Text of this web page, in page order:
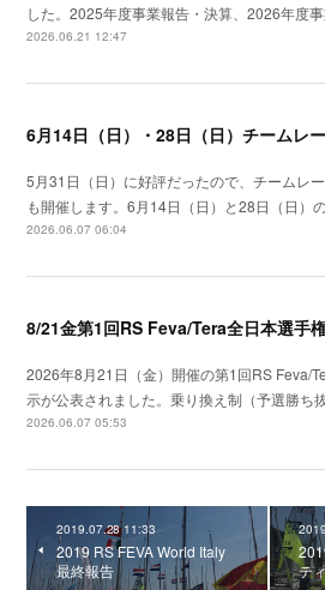
した。2025年度事業報告・決算、2026年度
2026.06.21 12:47
6月14日（日）・28日（日）チームレ
5月31日（日）に好評だったので、チームレ
も開催します。6月14日（日）と28日（日）
2026.06.07 06:04
2026年8月21日（金）開催の第1回RS Feva/
示が公表されました。乗り換え制（予選勝
2026.06.07 05:53
2019.07.28 11:33
2019 RS FEVA World Italy
最終報告
テ